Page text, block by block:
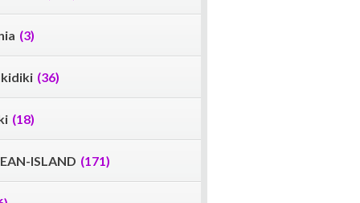
(3)
(36)
(18)
ISLAND (171)